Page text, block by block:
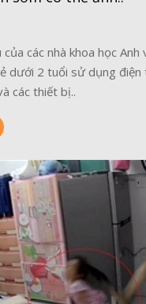
các nhà khoa học Anh
dưới 2 tuổi sử dụng điện
các thiết bị..